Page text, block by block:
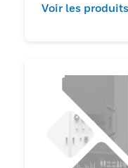
Voir les produits